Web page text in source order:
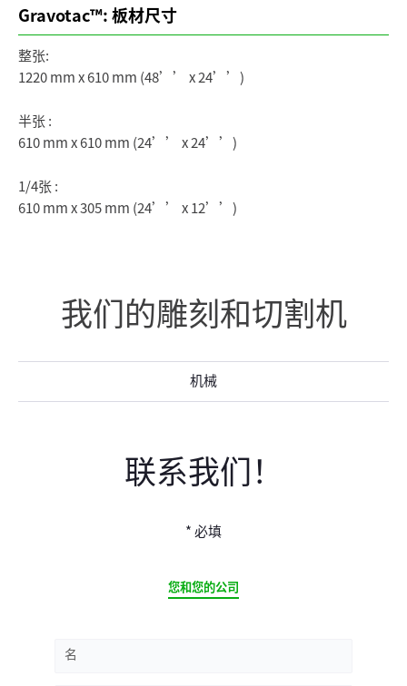
Gravotac™: 板材尺寸
整张:
1220 mm x 610 mm (48’’ x 24’’)
半张 :
610 mm x 610 mm (24’’ x 24’’)
1/4张 :
610 mm x 305 mm (24’’ x 12’’)
我们的雕刻和切割机
机械
联系我们！
* 必填
CURRENT
您和您的公司
名